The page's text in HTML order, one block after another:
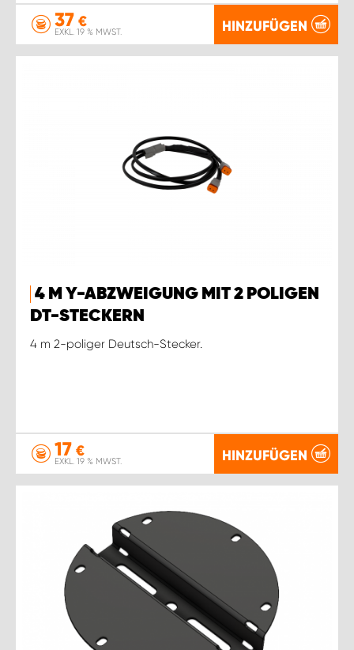
37 €
EXKL. 19 % MWST. HINZUFÜGEN
4 M Y-ABZWEIGUNG MIT 2 POLIGEN
DT-STECKERN
4 m 2-poliger Deutsch-Stecker.
17 €
EXKL. 19 % MWST. HINZUFÜGEN